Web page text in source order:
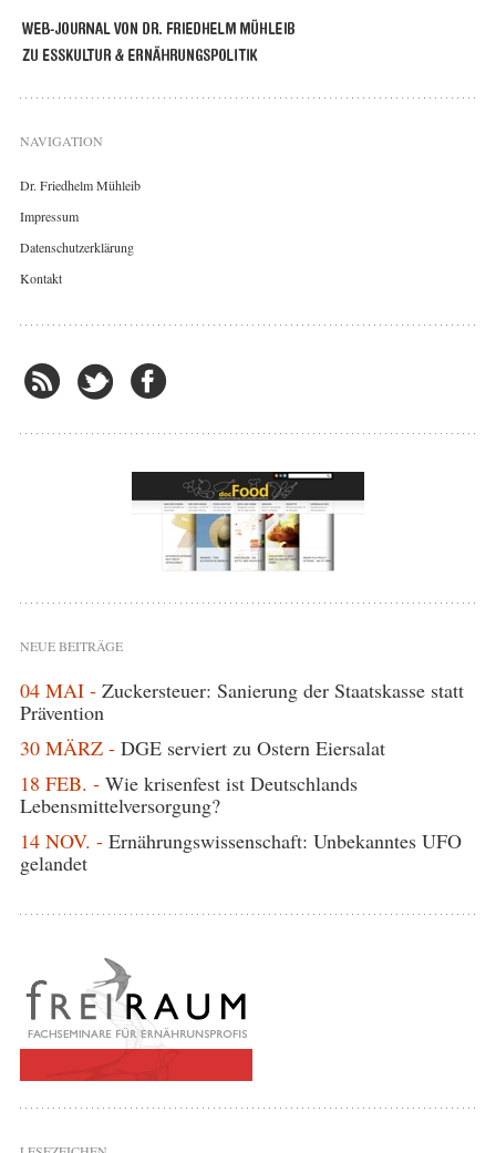
NAVIGATION
Dr. Friedhelm Mühleib
Impressum
Datenschutzerklärung
Kontakt
NEUE BEITRÄGE
04 MAI - Zuckersteuer: Sanierung der Staatskasse statt
Prävention
30 MÄRZ - DGE serviert zu Ostern Eiersalat
18 FEB. - Wie krisenfest ist Deutschlands
Lebensmittelversorgung?
14 NOV. - Ernährungswissenschaft: Unbekanntes UFO
gelandet